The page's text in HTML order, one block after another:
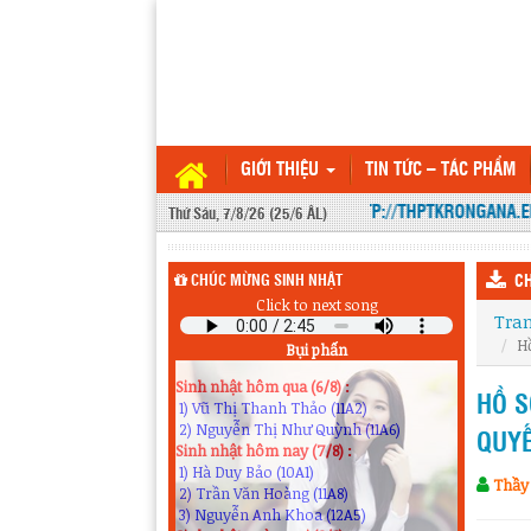
GIỚI THIỆU TIN TỨC – TÁC PHẨM
Thứ Sáu, 7/8/26 (25/6 ÂL)
WEBSITE THPT KRÔNG ANA HTTP://
CHÚC MỪNG SINH NHẬT
Click to next song
Bụi phấn
1) Vũ Thị Thanh Thảo (11A2)
2) Nguyễn Thị Như Quỳnh (11A6)
Sinh nhật hôm nay (7/8) :
1) Hà Duy Bảo (10A1)
2) Trần Văn Hoàng (11A8)
3) Nguyễn Anh Khoa (12A5)
Sinh nhật ngày mai (8/8) :
HỒ